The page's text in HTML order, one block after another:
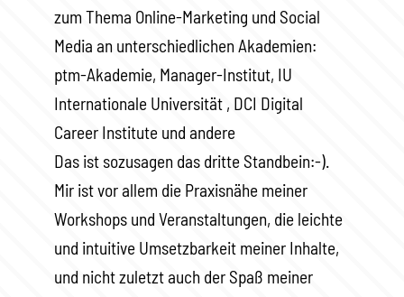
zum Thema Online-Marketing und Social
Media an unterschiedlichen Akademien:
ptm-Akademie, Manager-Institut, IU
Internationale Universität , DCI Digital
Career Institute und andere
Das ist sozusagen das dritte Standbein:-).
Mir ist vor allem die Praxisnähe meiner
Workshops und Veranstaltungen, die leichte
und intuitive Umsetzbarkeit meiner Inhalte,
und nicht zuletzt auch der Spaß meiner